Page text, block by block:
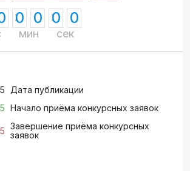
0 0
мин
0 0
сек
Дата публикации
Начало приёма конкурсных заявок
Завершение приёма конкурсных
заявок